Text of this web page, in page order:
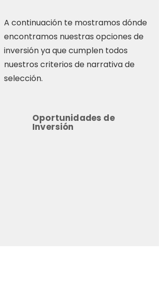
A continuación te mostramos dónde
encontramos nuestras opciones de
inversión ya que cumplen todos
nuestros criterios de narrativa de
selección.
Oportunidades de
Inversión